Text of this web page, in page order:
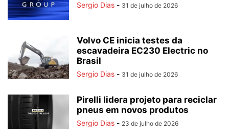
Sergio Dias - 31 de julho de 2026
Volvo CE inicia testes da
escavadeira EC230 Electric no
Brasil
Sergio Dias - 31 de julho de 2026
Pirelli lidera projeto para reciclar
pneus em novos produtos
Sergio Dias - 23 de julho de 2026